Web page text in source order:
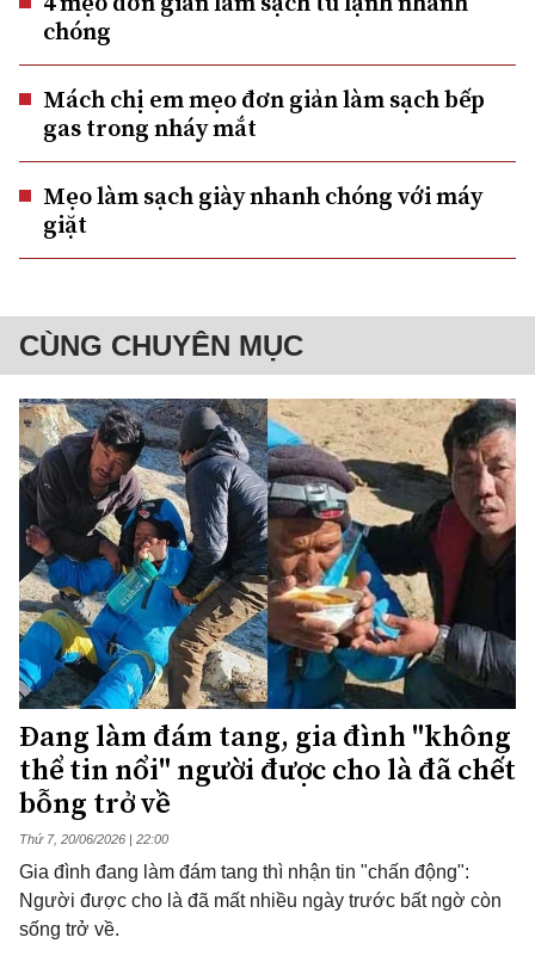
chóng
Mách chị em mẹo đơn giản làm sạch bếp
gas trong nháy mắt
Mẹo làm sạch giày nhanh chóng với máy
giặt
CÙNG CHUYÊN MỤC
Đang làm đám tang, gia đình "không
thể tin nổi" người được cho là đã chết
bỗng trở về
Thứ 7, 20/06/2026 | 22:00
Gia đình đang làm đám tang thì nhận tin "chấn động":
Người được cho là đã mất nhiều ngày trước bất ngờ còn
sống trở về.